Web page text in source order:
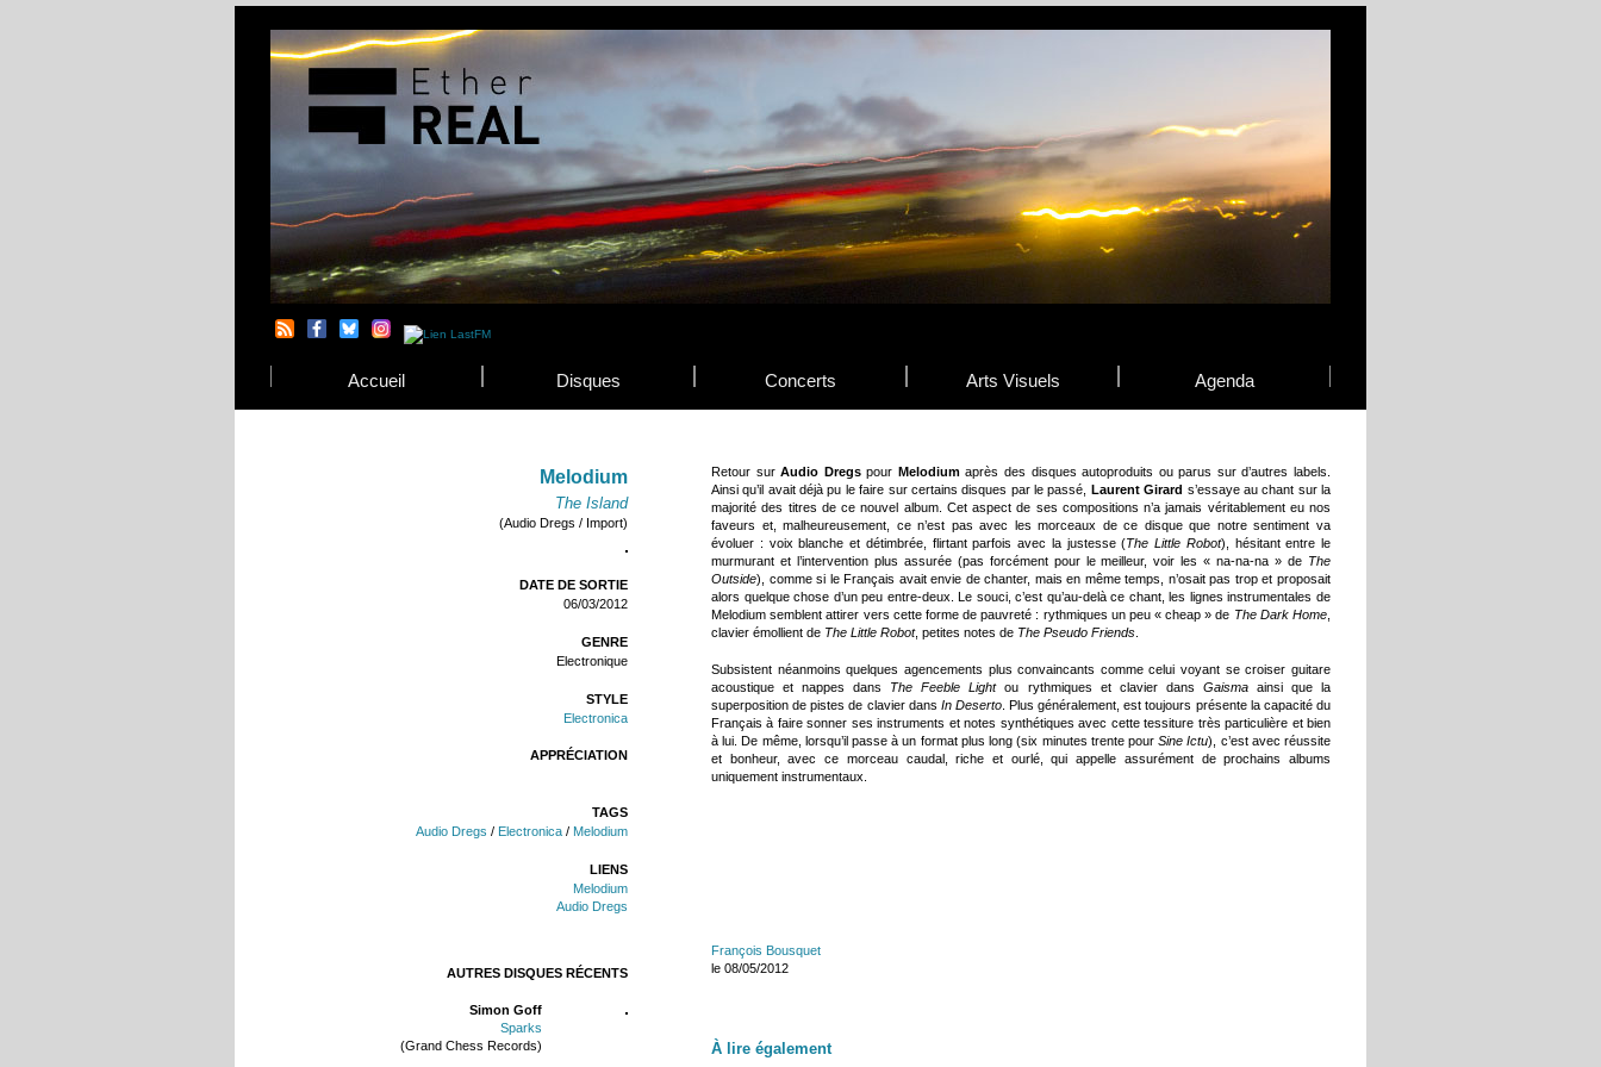
Accueil Disques Concerts Arts Visuels Agenda
Melodium
The Island
(Audio Dregs / Import)
DATE DE SORTIE
06/03/2012
GENRE
Electronique
STYLE
Electronica
APPRÉCIATION
TAGS
Audio Dregs / Electronica / Melodium
LIENS
Melodium
Audio Dregs
AUTRES DISQUES RÉCENTS
Simon Goff
Sparks
(Grand Chess Records)
Retour surAudio Dregspour Melodiumaprès des disques autoproduits ou parus sur d’autres labels.
Ainsi qu’il avait déjà pu le faire sur certains disques par le passé, Laurent Girard s’essaye au chant sur la
majorité des titres de ce nouvel album. Cet aspect de ses compositions n’a jamais véritablement eu nos
faveurs et, malheureusement, ce n’est pas avec les morceaux de ce disque que notre sentiment va
évoluer : voix blanche et détimbrée, flirtant parfois avec la justesse (The Little Robot), hésitant entre le
murmurant et l’intervention plus assurée (pas forcément pour le meilleur, voir les « na-na-na » de The
Outside), comme si le Français avait envie de chanter, mais en même temps, n’osait pas trop et proposait
alors quelque chose d’un peu entre-deux. Le souci, c’est qu’au-delà ce chant, les lignes instrumentales de
Melodium semblent attirer vers cette forme de pauvreté : rythmiques un peu « cheap » de The Dark Home
clavier émollient de The Little Robot, petites notes de The Pseudo Friends
Subsistent néanmoins quelques agencements plus convaincants comme celui voyant se croiser guitare
acoustique et nappes dans The Feeble Lightou rythmiques et clavier dans Gaismaainsi que la
superposition de pistes de clavier dans In Deserto. Plus généralement, est toujours présente la capacité du
Français à faire sonner ses instruments et notes synthétiques avec cette tessiture très particulière et bien
à lui. De même, lorsqu’il passe à un format plus long (six minutes trente pourSine Ictu), c’est avec réussite
et bonheur, avec ce morceau caudal, riche et ourlé, qui appelle assurément de prochains albums
uniquement instrumentaux.
François Bousquet
le 08/05/2012
À lire également